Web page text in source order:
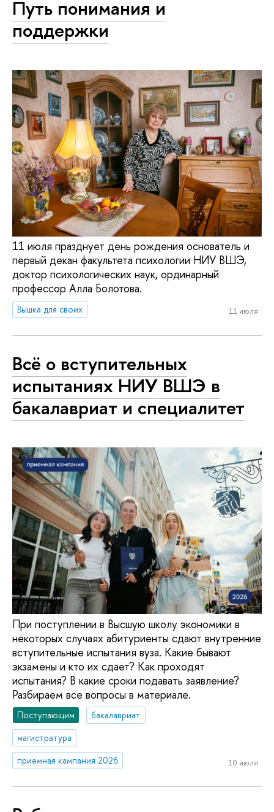
Путь понимания и
поддержки
11 июля празднует день рождения основатель и
первый декан факультета психологии НИУ ВШЭ,
доктор психологических наук, ординарный
профессор Алла Болотова.
Вышка для своих 11 июля
Всё о вступительных
испытаниях НИУ ВШЭ в
бакалавриат и специалитет
При поступлении в Высшую школу экономики в
некоторых случаях абитуриенты сдают внутренние
вступительные испытания вуза. Какие бывают
экзамены и кто их сдает? Как проходят
испытания? В какие сроки подавать заявление?
Разбираем все вопросы в материале.
Поступающим
бакалавриат
магистратура
приемная кампания 2026
10 июля